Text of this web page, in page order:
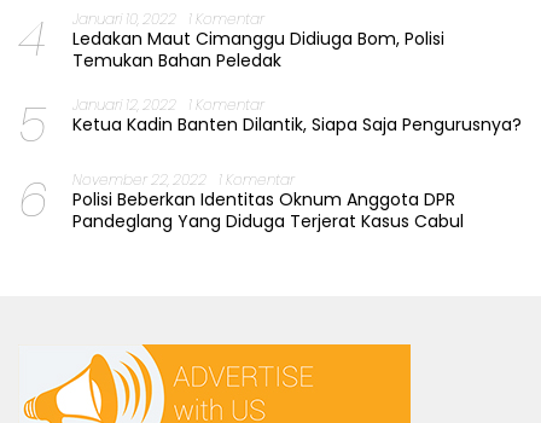
4 Januari 10, 2022 1 Komentar
Ledakan Maut Cimanggu Didiuga Bom, Polisi
Temukan Bahan Peledak
5 Januari 12, 2022 1 Komentar
Ketua Kadin Banten Dilantik, Siapa Saja Pengurusnya?
6 November 22, 2022 1 Komentar
Polisi Beberkan Identitas Oknum Anggota DPR
Pandeglang Yang Diduga Terjerat Kasus Cabul